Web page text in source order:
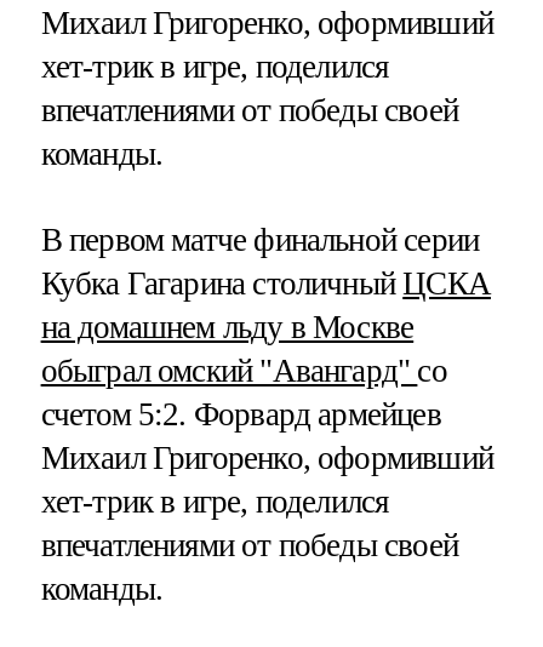
Михаил Григоренко, оформивший
хет-трик в игре, поделился
впечатлениями от победы своей
команды.
В первом матче финальной серии
Кубка Гагарина столичныйЦСКА
на домашнем льду в Москве
обыграл омский "Авангард" со
счетом 5:2. Форвард армейцев
Михаил Григоренко, оформивший
хет-трик в игре, поделился
впечатлениями от победы своей
команды.